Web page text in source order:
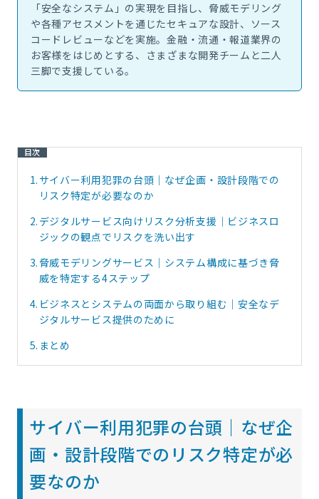
「安全なシステム」の実現を目指し、脅威モデリング
や各種アセスメントを通じたセキュアな設計、ソース
コードレビューなどを実施。金融・流通・報道業界の
お客様をはじめとする、さまざまな開発チームと二人
三脚で支援している。
目次
1. サイバー利用犯罪の台頭｜なぜ企画・設計段階での
リスク特定が必要なのか
2. デジタルサービス向けリスク分析支援｜ビジネスロ
ジックの観点でリスクを洗い出す
3.脅威モデリングサービス｜システム構成に基づき脅
威を特定する4ステップ
4. ビジネスとシステムの両面から取り組む｜安全なデ
ジタルサービス提供のために
5. まとめ
サイバー利用犯罪の台頭｜なぜ企
画・設計段階でのリスク特定が必
要なのか